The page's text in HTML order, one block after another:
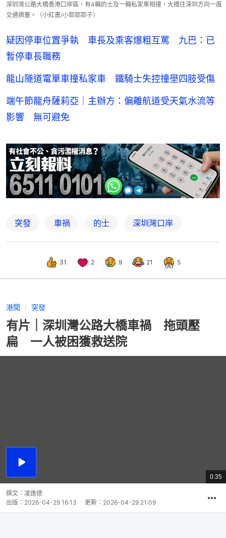
深圳灣公路大橋香港口岸區，有4輛的士及一輛私家車相撞，大橋往深圳方向一度
交通擠塞。（小紅書/小耶耶耶子）
疑因停車位置爭執 車長及乘客爆粗互罵 九巴：已
暫停車長職務
龍山隧道電單車撞私家車 鐵騎士失控撞壆四肢受傷
端午節龍舟薩莉亞｜主辦方：偏離航道受天氣水流等
影響 無可避免
突發 車禍 的士 深圳灣口岸
31 2 9 21 5
港聞 突發
有片｜深圳灣公路大橋車禍 拖頭壓
扁 一人被困獲救送院
播
總
共
0:35
撰文： 凌逸德
出版： 2026-04-29 16:13 更新： 2026-04-29 21:09